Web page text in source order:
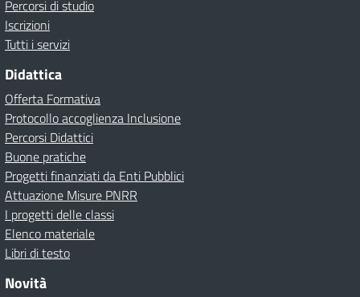
Percorsi di studio
Iscrizioni
Tutti i servizi
Didattica
Offerta Formativa
Protocollo accoglienza Inclusione
Percorsi Didattici
Buone pratiche
Progetti finanziati da Enti Pubblici
Attuazione Misure PNRR
I progetti delle classi
Elenco materiale
Libri di testo
Novità